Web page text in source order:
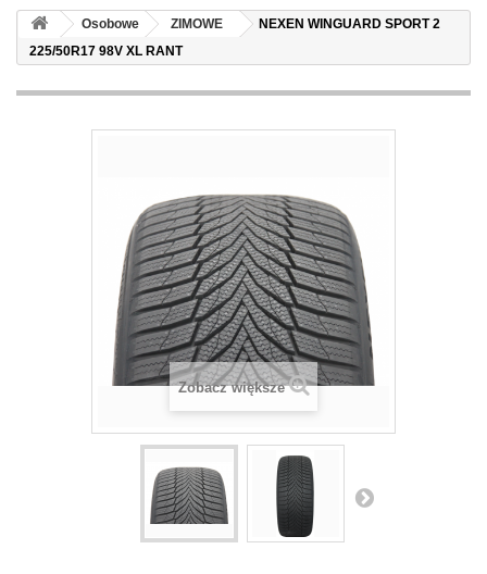
Osobowe ZIMOWE
NEXEN WINGUARD SPORT 2
225/50R17 98V XL RANT
Zobacz większe